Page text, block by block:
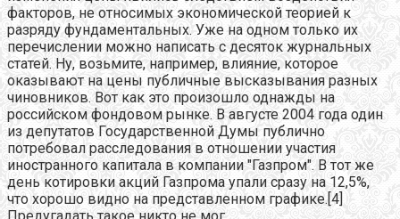
факторов, не относимых экономической теорией к
разряду фундаментальных. Уже на одном только их
перечислении можно написать с десяток журнальных
статей. Ну, возьмите, например, влияние, которое
оказывают на цены публичные высказывания разных
чиновников. Вот как это произошло однажды на
российском фондовом рынке. В августе 2004 года один
из депутатов Государственной Думы публично
потребовал расследования в отношении участия
иностранного капитала в компании "Газпром". В тот же
день котировки акций Газпрома упали сразу на 12,5%,
что хорошо видно на представленном графике.[4]